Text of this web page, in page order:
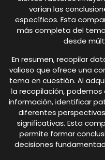
varían las
específicos. Esta
más completa del
desde
En resumen, recopilar
valioso que ofrece una
tema en cuestión. Al
la recopilación,
información, identificar
diferentes
significativas. Esta
permite formar
decisiones